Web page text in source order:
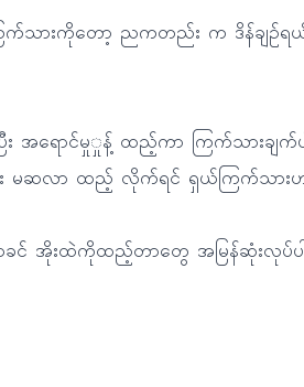
ားကိုတော့ ညကတည်း က ဒိန်ချဉ်ရ
အရောင်မှုှုန့် ထည့်ကာ ကြက်သားချက်
း မဆလာ ထည့် လိုက်ရင် ရှယ်ကြက်သားဟင်
င် အိုးထဲကိုထည့်တာတွေ အမြန်ဆုံးလုပ်ပ